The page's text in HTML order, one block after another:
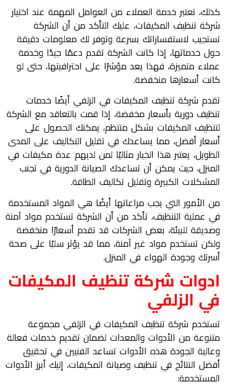
كذلك، تعتبر خدمة العملاء من العوامل المهمة عند اختيار
شركة تنظيف المكيفات، عليك التأكد من أن الشركة
تستجيب لاستفساراتك بسرعة وتوفر لك معلومات دقيقة
حول خدماتها، إذا كانت الشركة تقدم دعمًا جيدًا وخدمة
عملاء متميزة، فهذا يعد مؤشرًا على احترافيتها، حتى لو
كانت أسعارها منخفضة.
تقدم شركة تنظيف المكيفات في الزلفي أيضًا خدمات
تنظيف دورية بأسعار مخفضة، إذا قمت بالتعاقد مع الشركة
لتنظيف المكيفات بشكل منتظم، يمكنك الحصول على
أسعار أفضل، مما يساعدك في تقليل التكاليف على المدى
الطويل، يعتبر هذا الخيار مثاليًا لمن لديهم عدة مكيفات في
المنزل، حيث يمكن أن تساعدك الصيانة الدورية في تجنب
المشكلات الكبيرة وتقليل تكاليف الطاقة.
من الأمور التي يجب مراعاتها أيضًا هي المواد المستخدمة
في عملية التنظيف، تأكد من أن الشركة تستخدم مواد آمنة
وصديقة للبيئة، بعض الشركات قد تقدم أسعارًا منخفضة
ولكن تستخدم مواد غير آمنة، مما قد يؤثر سلبًا على صحة
أسرتك وجودة الهواء في المنزل.
ادوات شركةتنظيف المكيفات
في الزلفي
تستخدم شركة تنظيف المكيفات في الزلفي مجموعة
متنوعة من الأدوات والمعدات لضمان تقديم خدمات فعالة
وعالية الجودة هذه الأدوات تساعد الفنيين في تحقيق
أفضل النتائج في تنظيف وصيانة المكيفات، إليك أبرز الأدوات
المستخدمة: